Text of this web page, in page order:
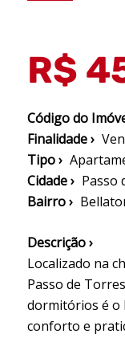
R$
Código do
Finalidade ›
Tipo ›
Cidade › Passo
Bairro ›
Descrição ›
Localizado na
Passo de
dormitórios é o
conforto e